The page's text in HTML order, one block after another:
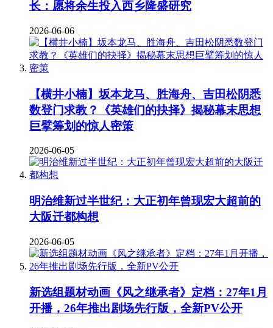
长：愿将余生投入西乡隆盛研究
2026-06-06
【横井小楠】坂本龙马、胜海舟、吉田松阴悉
数登门求教？《英雄们的抉择》揭秘幕末思想
巨擘筹划的惊人密策
2026-06-05
明治维新过半世纪：大正初年曾现宏大超前的
大阪迁都构想
2026-06-05
新选组题材动画《风之继承者》定档：27年1月
开播，26年推出剧场先行版，全新PV公开